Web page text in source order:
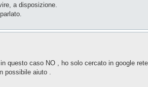
a disposizione.
questo caso NO , ho solo cercato in google
possibile aiuto .